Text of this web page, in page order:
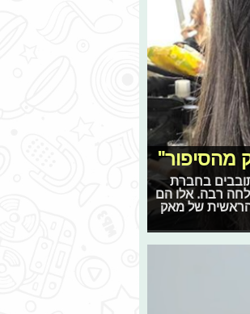
מהסיפור"
בחברת
רבה. אלו הם
של מאק